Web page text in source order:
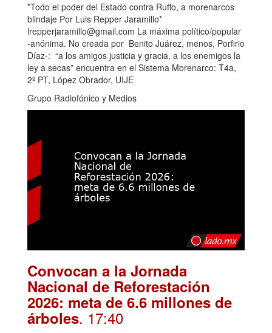
*Todo el poder del Estado contra Ruffo, a morenarcos
blindaje Por Luis Repper Jaramillo*
lrepperjaramillo@gmail.com La máxima político/popular
-anónima. No creada por Benito Juárez, menos, Porfirio
Díaz-: “a los amigos justicia y gracia, a los enemigos la
ley a secas” encuentra en el Sistema Morenarco: T4a,
2º PT, López Obrador, UIJE
Grupo Radiofónico y Medios
Convocan a la Jornada
Nacional de Reforestación
2026: meta de 6.6 millones de
árboles. 17:40